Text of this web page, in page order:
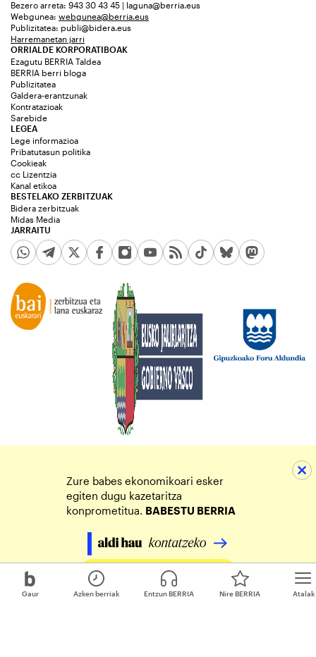
Gaur Atalak
Azken berriak Entzun BERRIA Nire BERRIA
Bezero arreta: 943 30 43 45 | laguna@berria.eus
Webgunea: webgunea@berria.eus
Publizitatea: publi@bidera.eus
Harremanetan jarri
ORRIALDE KORPORATIBOAK
Ezagutu BERRIA Taldea
BERRIA berri bloga
Publizitatea
Galdera-erantzunak
Kontratazioak
Sarebide
JARRAITU
LEGEA
Lege informazioa
Pribatutasun politika
Cookieak
cc Lizentzia
Kanal etikoa
BESTELAKO ZERBITZUAK
Bidera zerbitzuak
Midas Media
Zure babes ekonomikoari esker
egiten dugu kazetaritza
konprometitua. BABESTU BERRIA
Egin zure ekarpena